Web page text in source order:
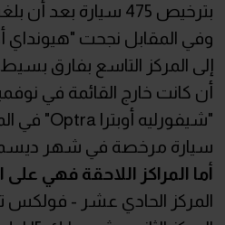
بترخيص 475 سيارة
أن كانت خارج القائمة في
سيارة مرخصة في شهر
أما المراكز اللاحقة فهي على
المركز الحادي عشر - فولكس تيجوان